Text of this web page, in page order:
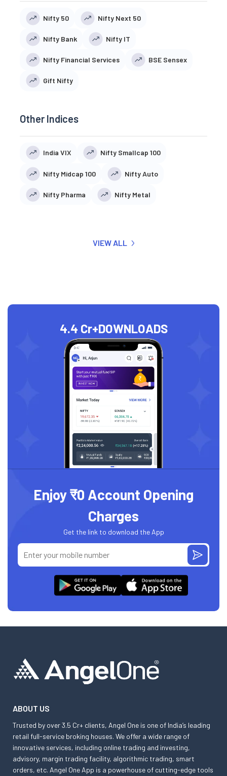
Nifty 50 Nifty Next 50
Nifty Bank Nifty IT
Nifty Financial Services BSE Sensex
Gift Nifty
Other Indices
India VIX Nifty Smallcap 100
Nifty Midcap 100 Nifty Auto
Nifty Pharma Nifty Metal
VIEW ALL
4.4 Cr+DOWNLOADS
Enjoy ₹0 Account Opening
Charges
Get the link to download the App
ABOUT US
Trusted by over 3.5 Cr+ clients, Angel One is one of India’s leading
retail full-service broking houses. We offer a wide range of
innovative services, including online trading and investing,
advisory, margin trading facility, algorithmic trading, smart
orders, etc. Angel One App is a powerhouse of cutting-edge tools